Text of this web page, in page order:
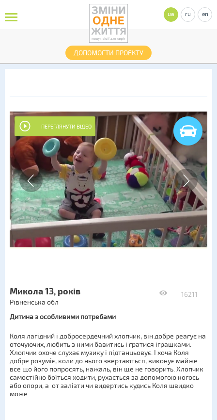
ДОПОМОГТИ ПРОЕКТУ
ua ru en
ПЕРЕГЛЯНУТИ ВІДЕО
16211
Микола 13, років
Рівненська обл
Дитина з особливими потребами
Коля лагідний і добросердечний хлопчик, він добре реагує на
оточуючих, любить з ними бавитись і гратися іграшками.
Хлопчик охоче слухає музику і підтанцьовує. І хоча Коля
добре розуміє, коли до нього звертаються, виконує майже
все що його попросять, нажаль, він ще не говорить. Хлопчик
самостійно боїться ходити, рухається за допомогою когось
або опори, а от залізти чи видертись кудись Коля швидко
може.